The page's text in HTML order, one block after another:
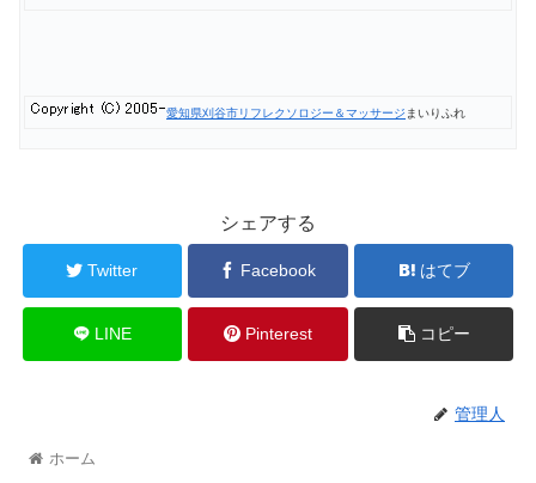
愛知県刈谷市リフレクソロジー＆マッサージ まいりふれ
シェアする
Twitter Facebook はてブ
LINE Pinterest コピー
管理人
ホーム